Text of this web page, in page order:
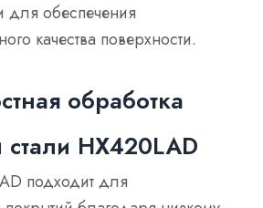
для обеспечения
качества поверхности.
обработка
HX420LAD
подходит для